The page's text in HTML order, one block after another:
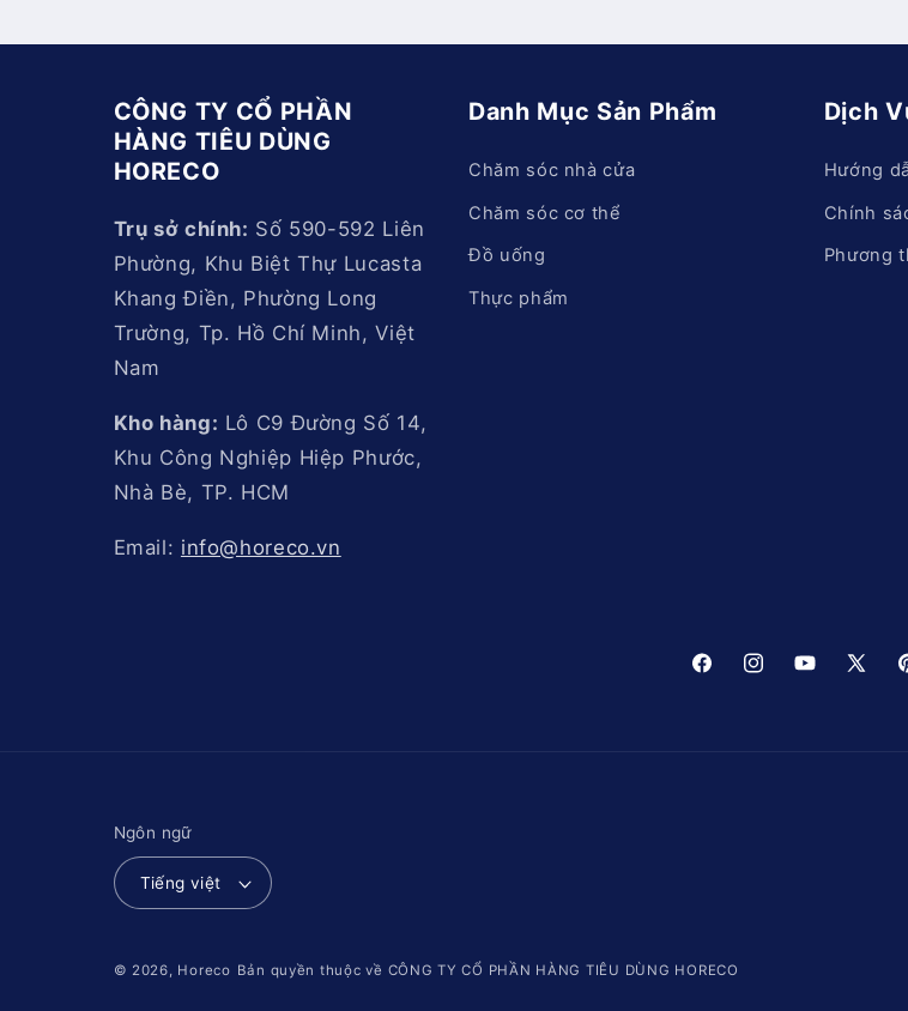
CÔNG TY CỔ PHẦN
HÀNG TIÊU DÙNG
HORECO
Trụ sở chính: Số 590-592 Liên
Phường, Khu Biệt Thự Lucasta
Khang Điền, Phường Long
Trường, Tp. Hồ Chí Minh, Việt
Nam
Kho hàng: Lô C9 Đường Số 14,
Khu Công Nghiệp Hiệp Phước,
Nhà Bè, TP. HCM
Email: info@horeco.vn
Danh Mục Sản Phẩm
Chăm sóc nhà cửa
Chăm sóc cơ thể
Đồ uống
Thực phẩm
Dịch
Hướng
Chính
Phương
FacebookInstagramYouTube
X
Ngôn ngữ
Tiếng việt
© 2026, Horeco Bản quyền thuộc về CÔNG TY CỔ PHẦN HÀNG TIÊU DÙNG HORECO